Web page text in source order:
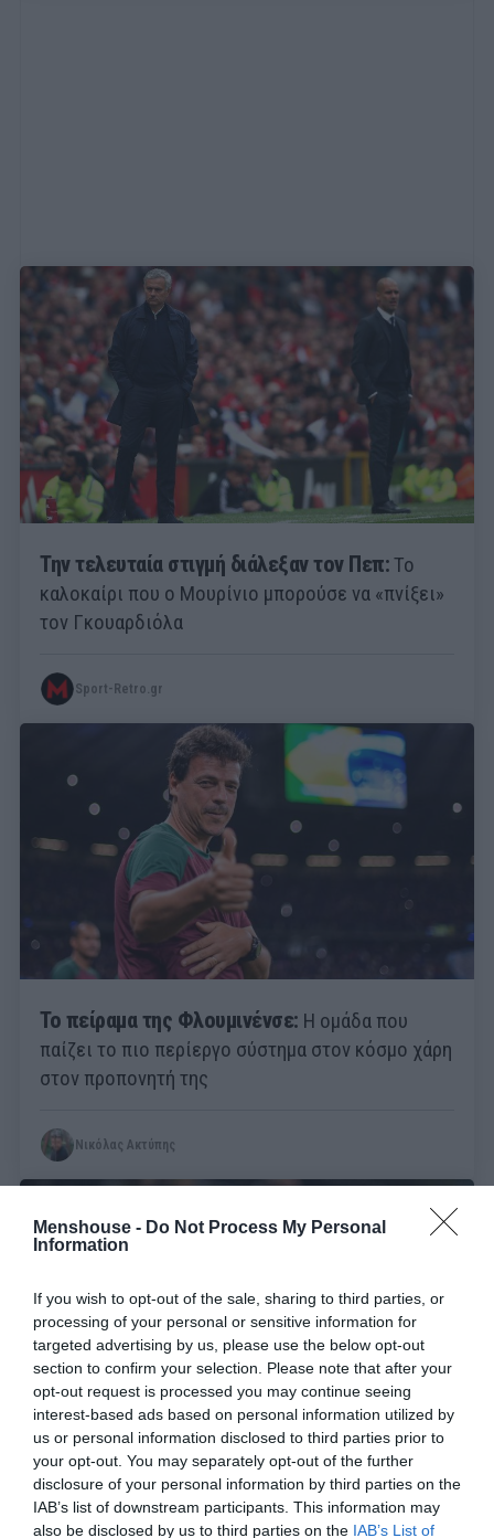
Menshouse - Do Not Process My Personal
Information
If you wish to opt-out of the sale, sharing to third parties, or
processing of your personal or sensitive information for
targeted advertising by us, please use the below opt-out
section to confirm your selection. Please note that after your
opt-out request is processed you may continue seeing
interest-based ads based on personal information utilized by
us or personal information disclosed to third parties prior to
your opt-out. You may separately opt-out of the further
disclosure of your personal information by third parties on the
IAB’s list of downstream participants. This information may
also be disclosed by us to third parties on the IAB’s List of
Την τελευταία στιγμή διάλεξαν τον Πεπ:Το
καλοκαίρι που ο Μουρίνιο μπορούσε να «πνίξει»
τον Γκουαρδιόλα
Sport-Retro.gr
Το πείραμα της Φλουμινένσε: Η ομάδα που
παίζει το πιο περίεργο σύστημα στον κόσμο χάρη
στον προπονητή της
Νικόλας Ακτύπης
«Κλέβει» παίκτες από τον Γκουαρδιόλα:Ο
επόμενος GOAT προπονητής δουλεύει ήδη στην